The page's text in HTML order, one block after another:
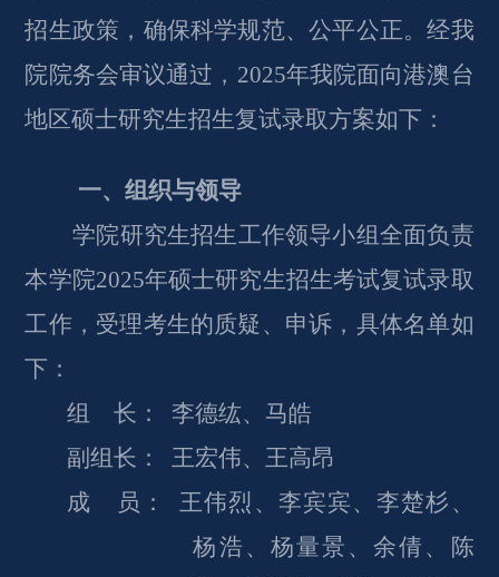
招生政策，确保科学规范、公平公正。经我
院院务会审议通过，2025年我院面向港澳台
地区硕士研究生招生复试录取方案如下：
一、组织与领导
学院研究生招生工作领导小组全面负责
本学院2025年硕士研究生招生考试复试录取
工作，受理考生的质疑、申诉，具体名单如
下：
组 长：
李德纮、马皓
副组长：
王宏伟、王高昂
成 员：
王伟烈、李宾宾、李楚杉、
杨浩、杨量景、余倩、陈